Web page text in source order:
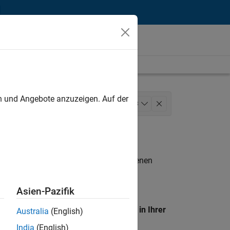
Marketing Communications 3
. Wenn Sie noch immer keine offenen
unseres
Standort, um alle Stellenangebote in Ihrer
Angebote anzuzeigen. Auf der
Asien-Pazifik
Australia (English)
India (English)